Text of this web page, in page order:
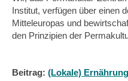
Institut, verfügen über einen
Mitteleuropas und
den Prinzipien der
Beitrag: (Lokale) Ernährung